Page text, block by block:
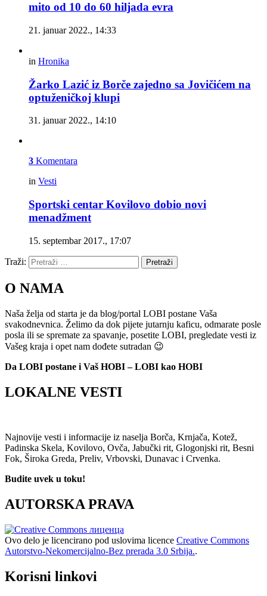
mito od 10 do 60 hiljada evra
21. januar 2022., 14:33
in Hronika
Žarko Lazić iz Borče zajedno sa Jovičićem na
optuženičkoj klupi
31. januar 2022., 14:10
3 Komentara
in Vesti
Sportski centar Kovilovo dobio novi
menadžment
15. septembar 2017., 17:07
Traži: Pretraži
O NAMA
Naša želja od starta je da blog/portal LOBI postane Vaša
svakodnevnica. Želimo da dok pijete jutarnju kaficu, odmarate posle
posla ili se spremate za spavanje, posetite LOBI, pregledate vesti iz
Vašeg kraja i opet nam dođete sutradan 😉
Da LOBI postane i Vaš HOBI – LOBI kao HOBI
LOKALNE VESTI
Najnovije vesti i informacije iz naselja Borča, Krnjača, Kotež,
Padinska Skela, Kovilovo, Ovča, Jabučki rit, Glogonjski rit, Besni
Fok, Široka Greda, Preliv, Vrbovski, Dunavac i Crvenka.
Budite uvek u toku!
AUTORSKA PRAVA
Ovo delo je licencirano pod uslovima licence Creative Commons
Autorstvo-Nekomercijalno-Bez prerada 3.0 Srbija..
Korisni linkovi